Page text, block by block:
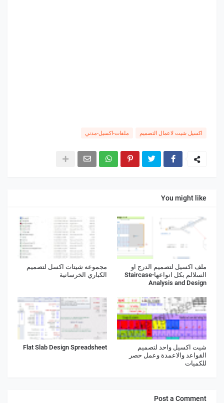
اكسيل شيت لاعمال التصميم ملفات-اكسيل-مدني
You might like
ملف اكسيل لتصميم الدرج او
السلالم بكل انواعها-Staircase
Analysis and Design
مجموعه شيتات اكسل لتصميم
الكباري الخرسانية
شيت اكسيل واحد لتصميم
القواعد والاعمدة وعمل حصر
للكميات
Flat Slab Design Spreadsheet
Post a Comment